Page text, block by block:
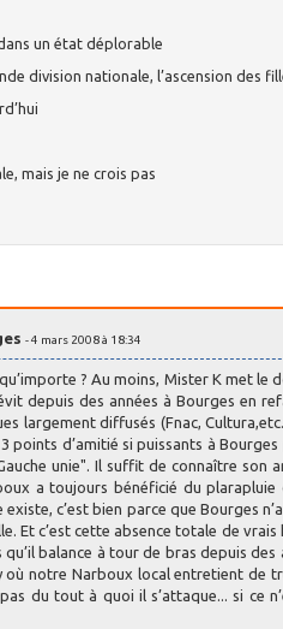
un état déplorable
division nationale, l’ascension des
mais je ne crois pas
- 4 mars 2008 à 18:34
? Au moins, Mister K met le
depuis des années à Bourges en
largement diffusés (Fnac,
points d’amitié si puissants à
unie". Il suffit de connaître son
a toujours bénéficié du
existe, c’est bien parce que Bourges
Et c’est cette absence totale de
balance à tour de bras depuis des
où notre Narboux local entretient de
du tout à quoi il s’attaque... si ce